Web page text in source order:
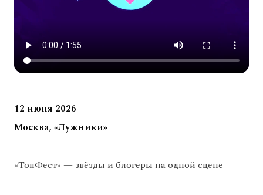
12 июня 2026
Москва, «Лужники»
«ТопФест» — звёзды и блогеры на одной сцене